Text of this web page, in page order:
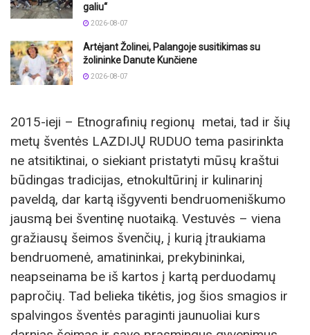
galiu“
2026-08-07
Artėjant Žolinei, Palangoje susitikimas su
žolininke Danute Kunčiene
2026-08-07
2015-ieji – Etnografinių regionų metai, tad ir šių
metų šventės LAZDIJŲ RUDUO tema pasirinkta
ne atsitiktinai, o siekiant pristatyti mūsų kraštui
būdingas tradicijas, etnokultūrinį ir kulinarinį
paveldą, dar kartą išgyventi bendruomeniškumo
jausmą bei šventinę nuotaiką. Vestuvės – viena
gražiausų šeimos švenčių, į kurią įtraukiama
bendruomenė, amatininkai, prekybininkai,
neapseinama be iš kartos į kartą perduodamų
papročių. Tad belieka tikėtis, jog šios smagios ir
spalvingos šventės paraginti jaunuoliai kurs